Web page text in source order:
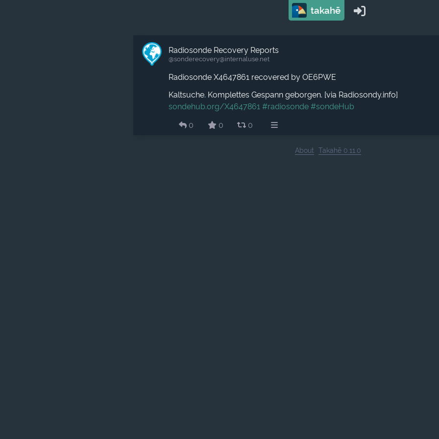
takahē
Radiosonde Recovery Reports
@sonderecovery​@internaluse.net
Radiosonde X4647861 recovered by OE6PWE
Kaltsuche. Komplettes Gespann geborgen. [via Radiosondy.info]
sondehub.org/X4647861 #radiosonde #sondeHub
0
0 0
About Takahē 0.11.0